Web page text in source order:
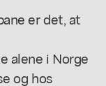
er det, at
alene i Norge
og hos